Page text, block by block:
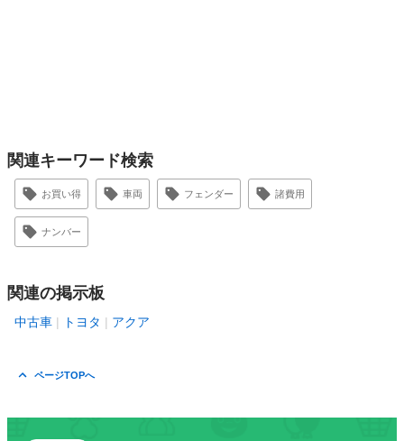
関連キーワード検索
お買い得 車両 フェンダー 諸費用
ナンバー
関連の掲示板
中古車 トヨタ アクア
ページTOPへ